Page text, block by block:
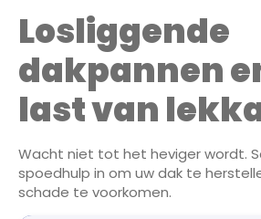
Losliggende
dakpannen
last van
Wacht niet tot het heviger wordt.
spoedhulp in om uw dak te
schade te voorkomen.